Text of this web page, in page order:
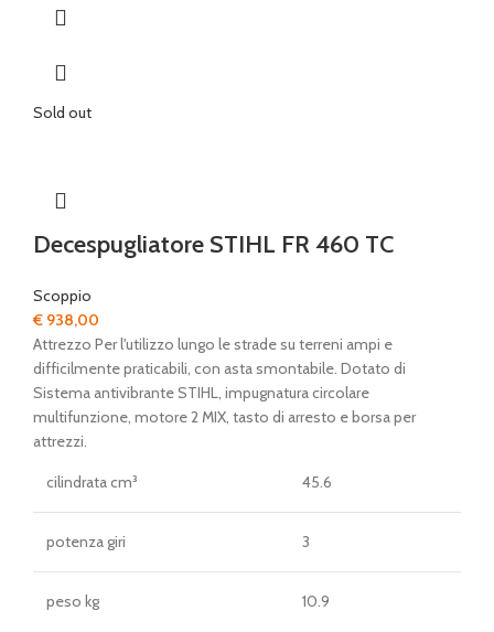
Sold out
Decespugliatore STIHL FR 460 TC
Scoppio
€ 938,00
Attrezzo Per l'utilizzo lungo le strade su terreni ampi e
difficilmente praticabili, con asta smontabile. Dotato di
Sistema antivibrante STIHL, impugnatura circolare
multifunzione, motore 2 MIX, tasto di arresto e borsa per
attrezzi.
cilindrata cm³ 45.6
potenza giri 3
peso kg 10.9